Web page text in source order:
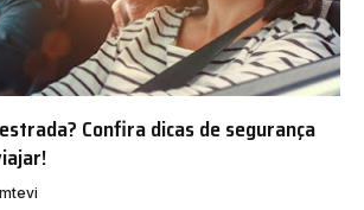
Confira dicas de segurança